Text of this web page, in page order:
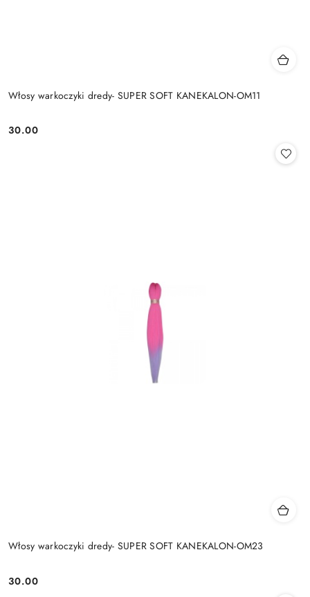
Włosy warkoczyki dredy- SUPER SOFT KANEKALON-OM11
Cena:
30.00
Włosy warkoczyki dredy- SUPER SOFT KANEKALON-OM23
Cena:
30.00